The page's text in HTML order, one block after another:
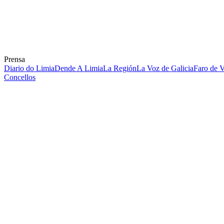
Prensa
Diario do LimiaDende A LimiaLa RegiónLa Voz de GaliciaFaro de
Concellos